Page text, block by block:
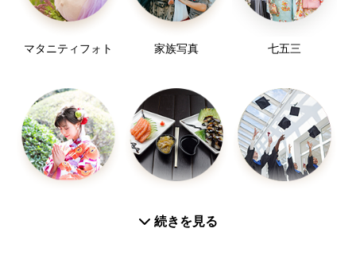
ご希望の撮影場所によっては事前に撮影申請が必要
であったり、施設入場料、申請料金が必要な場所が
御座います。
います。
ご不明な場合はご相談くださいませ。
▼撮影の小道具について
小道具を使ってみたいけどどんなのがいいのかわか
マタニティフォト 家族写真 七五三
続きを見る